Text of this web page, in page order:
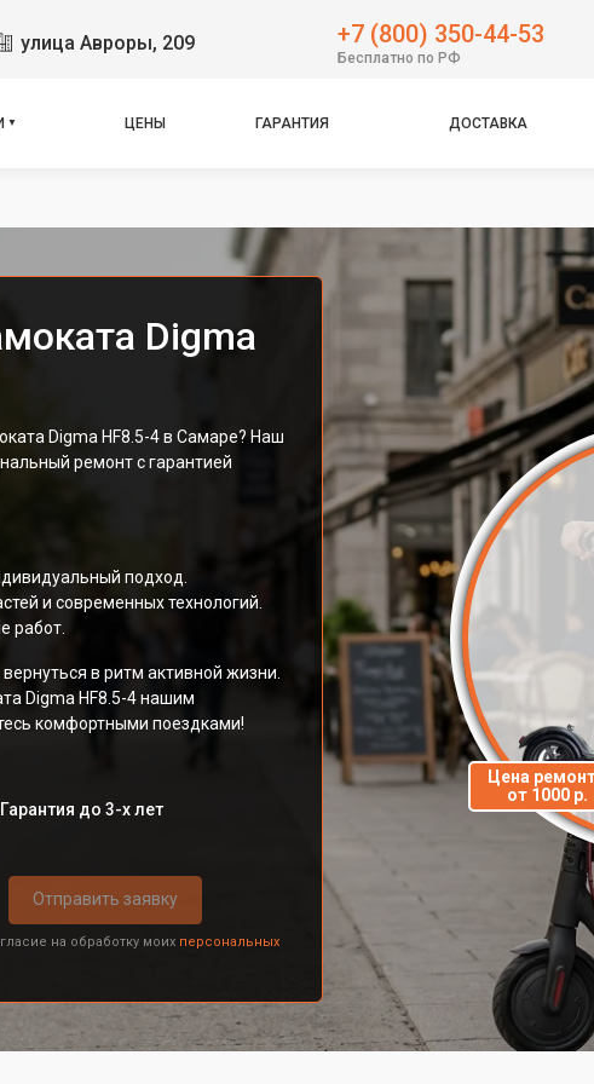
улица Авроры, 209 +7 (800) 350-44-53
Бесплатно по РФ
ЦЕНЫ ГАРАНТИЯ ДОСТАВКА
Digma
Digma HF8.5-4 в Самаре? Наш
ремонт с гарантией
подход.
и современных технологий.
работ.
в ритм активной жизни.
Digma HF8.5-4 нашим
комфортными поездками!
Гарантия до 3-х лет
Отправить заявку
на обработку моих персональных
Цена
от 1000 р.